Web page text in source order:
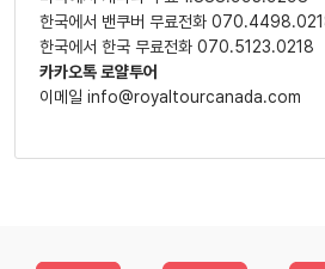
한국에서 밴쿠버 무료전화
한국에서 한국 무료전화 070.5123.0218
카카오톡 로얄투어
이메일 info@royaltourcanada.com